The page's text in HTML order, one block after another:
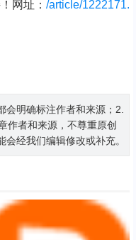
网址： /article/1222171.
会明确标注作者和来源；2.
作者和来源，不尊重原创
经我们编辑修改或补充。